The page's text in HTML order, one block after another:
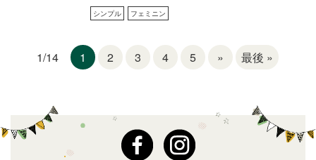
シンプル フェミニン
1/14 1 2 3 4 5 » 最後 »